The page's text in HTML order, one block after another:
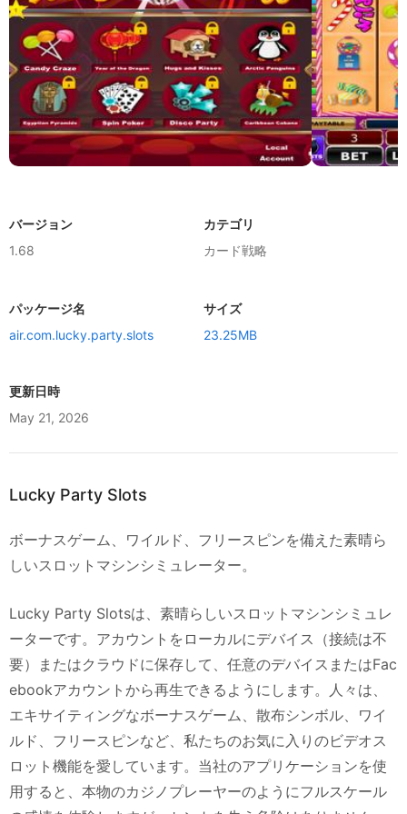
バージョン
1.68
カテゴリ
カード戦略
パッケージ名
air.com.lucky.party.slots
サイズ
23.25MB
更新日時
May 21, 2026
Lucky Party Slots
ボーナスゲーム、ワイルド、フリースピンを備えた素晴ら
しいスロットマシンシミュレーター。
Lucky Party Slotsは、素晴らしいスロットマシンシミュレ
ーターです。アカウントをローカルにデバイス（接続は不
要）またはクラウドに保存して、任意のデバイスまたはFac
ebookアカウントから再生できるようにします。人々は、
エキサイティングなボーナスゲーム、散布シンボル、ワイ
ルド、フリースピンなど、私たちのお気に入りのビデオス
ロット機能を愛しています。当社のアプリケーションを使
用すると、本物のカジノプレーヤーのようにフルスケール